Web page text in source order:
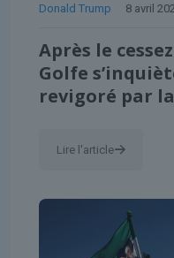
Donald Trump 8 avril
Après le
Golfe
revigoré par
Lire l'article